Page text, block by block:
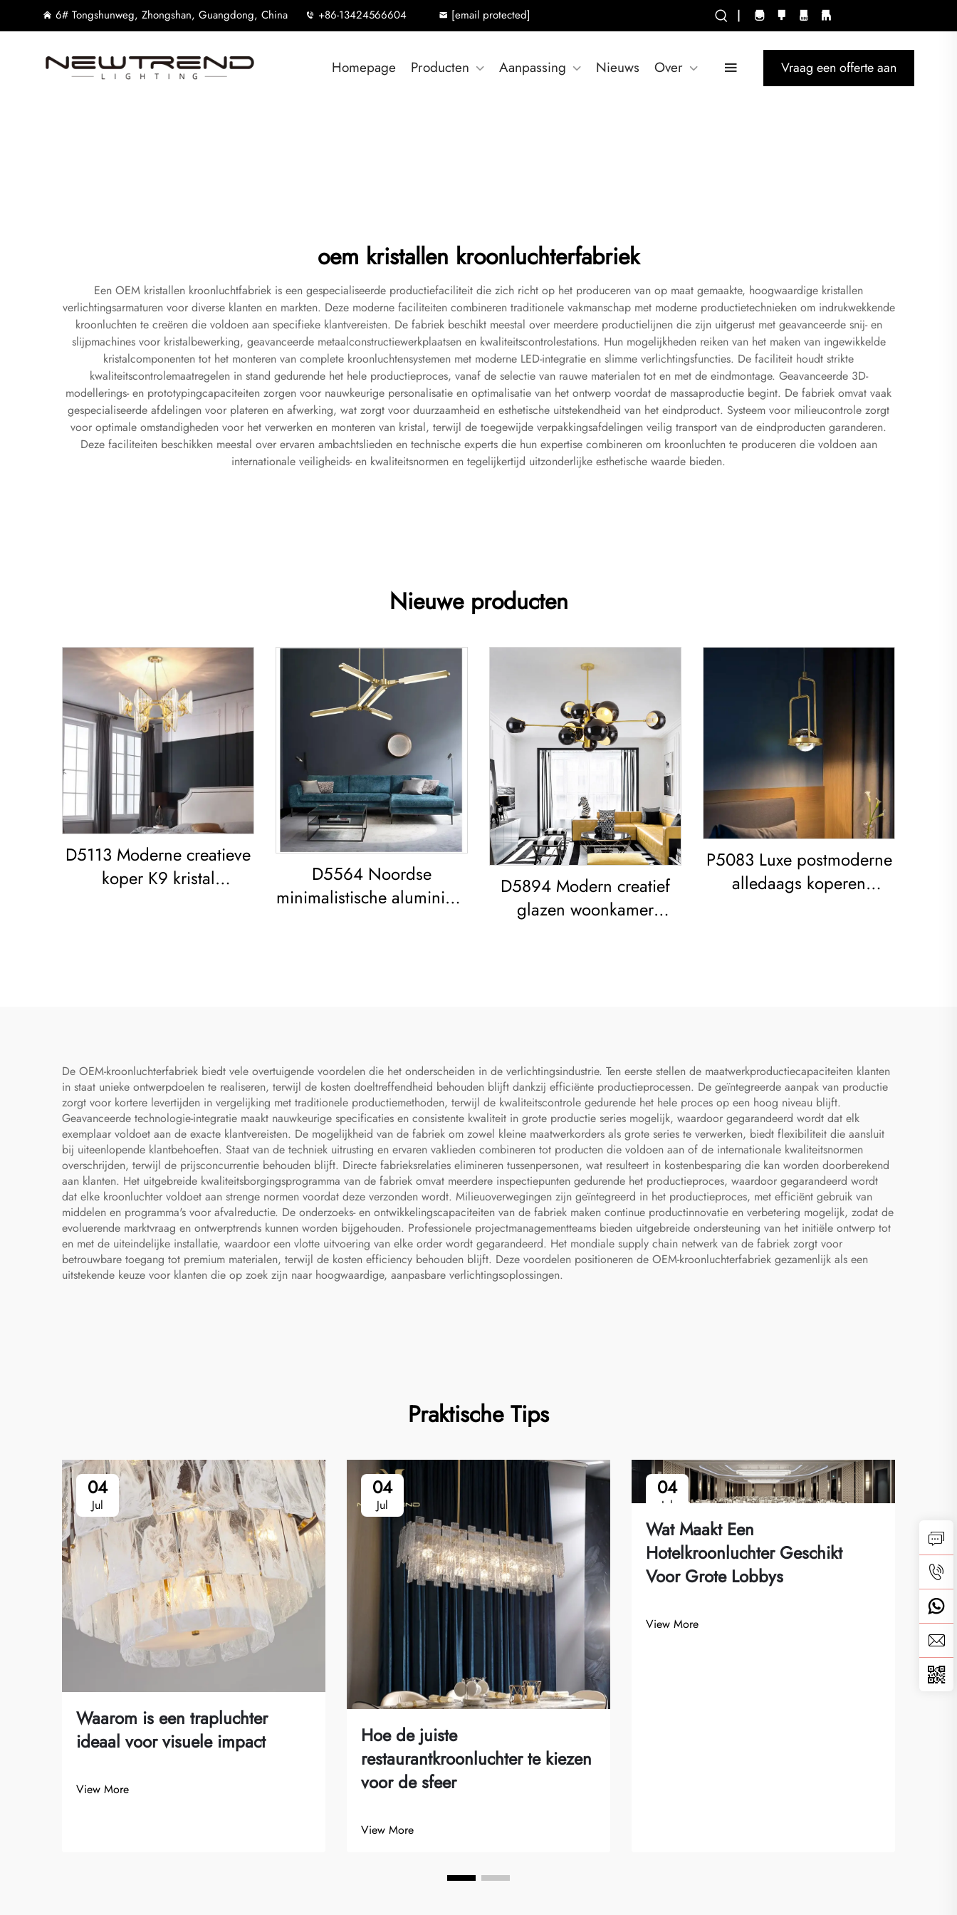
6# Tongshunweg, Zhongshan, Guangdong, China +86-13424566604 [email protected] |
Homepage Producten Aanpassing Nieuws Over Vraag een offerte aan
oem kristallen kroonluchterfabriek
Een OEM kristallen kroonluchtfabriek is een gespecialiseerde productiefaciliteit die zich richt op het produceren van op maat gemaakte, hoogwaardige kristallen
verlichtingsarmaturen voor diverse klanten en markten. Deze moderne faciliteiten combineren traditionele vakmanschap met moderne productietechnieken om indrukwekkende
kroonluchten te creëren die voldoen aan specifieke klantvereisten. De fabriek beschikt meestal over meerdere productielijnen die zijn uitgerust met geavanceerde snij- en
slijpmachines voor kristalbewerking, geavanceerde metaalconstructiewerkplaatsen en kwaliteitscontrolestations. Hun mogelijkheden reiken van het maken van ingewikkelde
kristalcomponenten tot het monteren van complete kroonluchtensystemen met moderne LED-integratie en slimme verlichtingsfuncties. De faciliteit houdt strikte
kwaliteitscontrolemaatregelen in stand gedurende het hele productieproces, vanaf de selectie van rauwe materialen tot en met de eindmontage. Geavanceerde 3D-
modellerings- en prototypingcapaciteiten zorgen voor nauwkeurige personalisatie en optimalisatie van het ontwerp voordat de massaproductie begint. De fabriek omvat vaak
gespecialiseerde afdelingen voor plateren en afwerking, wat zorgt voor duurzaamheid en esthetische uitstekendheid van het eindproduct. Systeem voor milieucontrole zorgt
voor optimale omstandigheden voor het verwerken en monteren van kristal, terwijl de toegewijde verpakkingsafdelingen veilig transport van de eindproducten garanderen.
Deze faciliteiten beschikken meestal over ervaren ambachtslieden en technische experts die hun expertise combineren om kroonluchten te produceren die voldoen aan
internationale veiligheids- en kwaliteitsnormen en tegelijkertijd uitzonderlijke esthetische waarde bieden.
Nieuwe producten
D5113 Moderne creatieve
koper K9 kristal
D5564 Noordse
minimalistische aluminium
D5894 Modern creatief
glazen woonkamer
P5083 Luxe postmoderne
alledaags koperen
De OEM-kroonluchterfabriek biedt vele overtuigende voordelen die het onderscheiden in de verlichtingsindustrie. Ten eerste stellen de maatwerkproductiecapaciteiten klanten
in staat unieke ontwerpdoelen te realiseren, terwijl de kosten doeltreffendheid behouden blijft dankzij efficiënte productieprocessen. De geïntegreerde aanpak van productie
zorgt voor kortere levertijden in vergelijking met traditionele productiemethoden, terwijl de kwaliteitscontrole gedurende het hele proces op een hoog niveau blijft.
Geavanceerde technologie-integratie maakt nauwkeurige specificaties en consistente kwaliteit in grote productie series mogelijk, waardoor gegarandeerd wordt dat elk
exemplaar voldoet aan de exacte klantvereisten. De mogelijkheid van de fabriek om zowel kleine maatwerkorders als grote series te verwerken, biedt flexibiliteit die aansluit
bij uiteenlopende klantbehoeften. Staat van de techniek uitrusting en ervaren vaklieden combineren tot producten die voldoen aan of de internationale kwaliteitsnormen
overschrijden, terwijl de prijsconcurrentie behouden blijft. Directe fabrieksrelaties elimineren tussenpersonen, wat resulteert in kostenbesparing die kan worden doorberekend
aan klanten. Het uitgebreide kwaliteitsborgingsprogramma van de fabriek omvat meerdere inspectiepunten gedurende het productieproces, waardoor gegarandeerd wordt
dat elke kroonluchter voldoet aan strenge normen voordat deze verzonden wordt. Milieuoverwegingen zijn geïntegreerd in het productieproces, met efficiënt gebruik van
middelen en programma's voor afvalreductie. De onderzoeks- en ontwikkelingscapaciteiten van de fabriek maken continue productinnovatie en verbetering mogelijk, zodat de
evoluerende marktvraag en ontwerptrends kunnen worden bijgehouden. Professionele projectmanagementteams bieden uitgebreide ondersteuning van het initiële ontwerp tot
en met de uiteindelijke installatie, waardoor een vlotte uitvoering van elke order wordt gegarandeerd. Het mondiale supply chain netwerk van de fabriek zorgt voor
betrouwbare toegang tot premium materialen, terwijl de kosten efficiency behouden blijft. Deze voordelen positioneren de OEM-kroonluchterfabriek gezamenlijk als een
uitstekende keuze voor klanten die op zoek zijn naar hoogwaardige, aanpasbare verlichtingsoplossingen.
Praktische Tips
04
Jul
Waarom is een trapluchter
ideaal voor visuele impact
View More
04
Jul
Hoe de juiste
restaurantkroonluchter te kiezen
voor de sfeer
View More
04
Jul
Wat Maakt Een
Hotelkroonluchter Geschikt
Voor Grote Lobbys
View More